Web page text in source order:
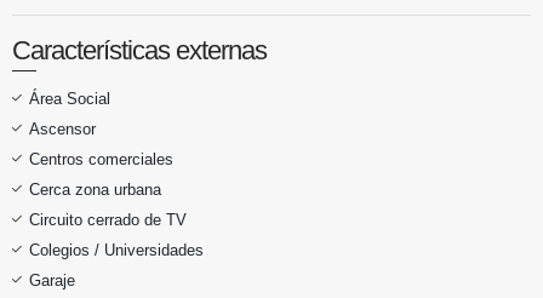
Características externas
Área Social
Ascensor
Centros comerciales
Cerca zona urbana
Circuito cerrado de TV
Colegios / Universidades
Garaje